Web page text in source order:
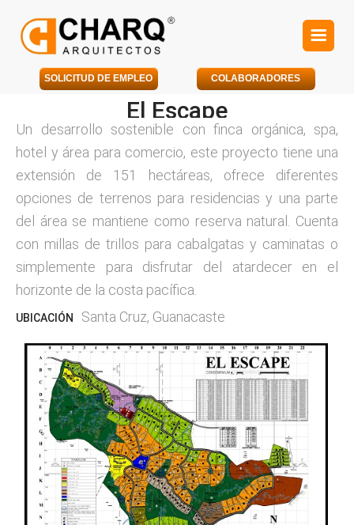
SOLICITUD DE EMPLEO COLABORADORES
El Escape
Un desarrollo sostenible con finca orgánica, spa,
hotel y área para comercio, este proyecto tiene una
extensión de 151 hectáreas, ofrece diferentes
opciones de terrenos para residencias y una parte
del área se mantiene como reserva natural. Cuenta
con millas de trillos para cabalgatas y caminatas o
simplemente para disfrutar del atardecer en el
horizonte de la costa pacífica.
UBICACIÓN Santa Cruz, Guanacaste